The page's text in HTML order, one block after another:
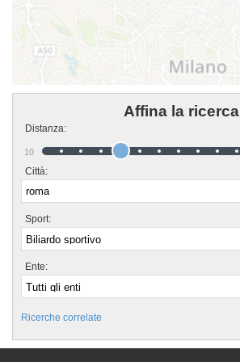
Affina la ricerca
Distanza:
10
Città:
Sport:
Ente:
Ricerche correlate